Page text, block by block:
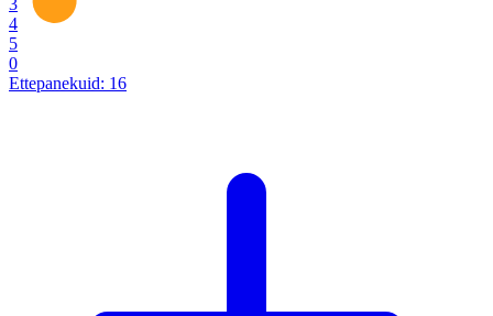
3
4
5
0
Ettepanekuid: 16